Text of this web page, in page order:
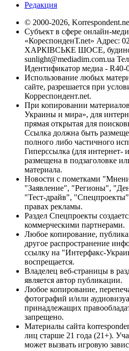
Редакция
© 2000-2026,
Субъект в сфере онлайн-
«КореспонденТ.net» Адрес:
ХАРКІВСЬКЕ ШОСЕ,
sunlight@mediadim.com.ua
Идентификатор медиа - R40-
Использование любых
сайте, разрешается при
Корреспондент.net.
При копировании
Украины и мира», для
прямая открытая для
Ссылка должна быть
полного либо частичного
Гиперссылка (для интернет-
размещена в подзаголовке
материала.
Новости с пометками
"Заявление", "Регионы",
"Тест-драйв",
правах рекламы.
Раздел Спецпроекты
коммерческими партнерами.
Любое копирование,
другое распространение
ссылку на "Интерфакс-
воспрещается.
Владелец веб-страницы в
является автор публикации.
Любое копирование,
фотографий и/или
принадлежащих
запрещено.
Материалы сайта
лиц старше 21 года (21+).
может вызвать игровую